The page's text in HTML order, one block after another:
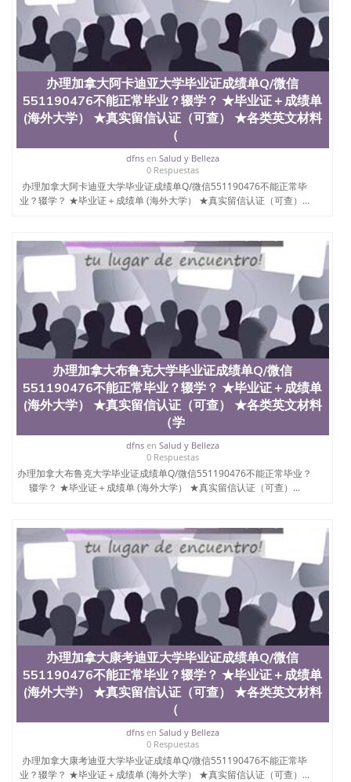
料； 5、等待结果，完成结果书留服直接邮寄给客户
6、客户确认收到结果，付余款。 我们对海外大学及
学院的毕业证成绩单所使用的材料，尺寸大小，防伪
结构（包括：水印，阴影底纹，钢印LOGO烫金烫
银，LOGO烫金烫银复合重叠。 文字图案浮雕，激光
镭射，紫外荧光，温感，复印防伪）都有原版本文凭
对照。质量得到了广大海外客户群体的认可，同时和
海外学校留学中介， 同时能做到与时俱进，及时掌握
各大院校的（毕业证，成绩单，资格证，学生卡，结
业证，录取通知书，在读证明等相关材料）的版本更
新信息， 能够在时间掌握的海外学历文凭的样版，尺
寸大小，纸张材质，防伪技术等等，并在时间收集到
原版实物，以求达到客户的需求。 我们的优势： 我
们在保证合理定价的同时，坚持较高性价比，通过品
咨询顾问：Sam q/微信:551190476 Q/微
信:551190476办理毕业证成绩单、教育部认证,录取通
知书，雅思，留学回国证明.
公司专业制作、办理、仿制、成绩单文凭、改成绩、
教育部学历学位认证、毕业证、成绩单、文凭、学历
文凭、假文凭假毕业证假学历书制作、假制作、办
理、仿制学位证书、毕业证文凭、文凭毕业证、毕业
证认证、留服认证、使馆认证、使馆证明、使馆留学
回国人员证明、留学生认证、学历认证、文凭认证学
位认证、留学生学历认证、留学生学位认证、英国文
凭学历、美国文凭学历、澳洲文凭学历、加拿大文凭
学历、新西兰学历认证等q:551190476 微信：
551190476 圣何塞州立大学毕业证（San Jose State
University）圣何塞州立大学毕业证（San Jose State
University）圣何塞州立大学毕业证（San Jose State
University）圣何塞州立大学成绩单（San Jose State
University）圣何塞州立大学成绩单（ San Jose State
State University）圣何塞州立大学（San Jose State
University）圣何塞州立大学（San Jose State
University）圣何塞州立大学（ San Jose State
University）圣何塞州立大学（San Jose State
University）圣何塞州立大学文凭（San Jose State
University）圣何塞州立大学文凭（San Jose State
University）文凭圣何塞州立大学文凭（San Jose
State University）圣何塞州立大学学历（ San Jose
State University）圣何塞州立大学学历（San Jose
State University）圣何塞州立大学学历（San Jose
State University）圣 塞州立大学学历（San Jose
State University）圣何塞州立大学（San Jose State
University）圣何塞州立大学（San Jose State
University）圣何塞州立大学（San Jose State
University）圣何塞州立大学（San Jose State
University）圣何塞州立大学学位证（San Jose State
University）圣何塞州立大学学位证（San Jose State
办理加拿大阿卡迪亚大学毕业证成绩单Q/微信
551190476不能正常毕业？辍学？ ★毕业证＋成绩单
(海外大学） ★真实留信认证（可查） ★各类英文材料
（
dfnsen Salud y Belleza
0 Respuestas
办理加拿大阿卡迪亚大学毕业证成绩单Q/微信551190476不能正常毕
业？辍学？ ★毕业证＋成绩单 (海外大学） ★真实留信认证（可查）...
办理加拿大布鲁克大学毕业证成绩单Q/微信
551190476不能正常毕业？辍学？ ★毕业证＋成绩单
(海外大学） ★真实留信认证（可查） ★各类英文材料
（学
dfnsen Salud y Belleza
0 Respuestas
办理加拿大布鲁克大学毕业证成绩单Q/微信551190476不能正常毕业？
辍学？ ★毕业证＋成绩单 (海外大学） ★真实留信认证（可查）...
办理加拿大康考迪亚大学毕业证成绩单Q/微信
551190476不能正常毕业？辍学？ ★毕业证＋成绩单
(海外大学） ★真实留信认证（可查） ★各类英文材料
（
dfnsen Salud y Belleza
0 Respuestas
办理加拿大康考迪亚大学毕业证成绩单Q/微信551190476不能正常毕
业？辍学？ ★毕业证＋成绩单 (海外大学） ★真实留信认证（可查）...